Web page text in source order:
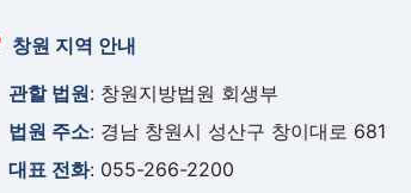
창원 지역 안내
관할 법원: 창원지방법원 회생부
법원 주소: 경남 창원시 성산구 창이대로 681
대표 전화: 055-266-2200